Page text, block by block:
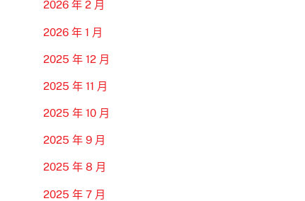
2026 年 2 月
2026 年 1 月
2025 年 12 月
2025 年 11 月
2025 年 10 月
2025 年 9 月
2025 年 8 月
2025 年 7 月